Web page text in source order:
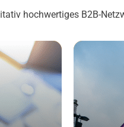
hochwertiges B2B-